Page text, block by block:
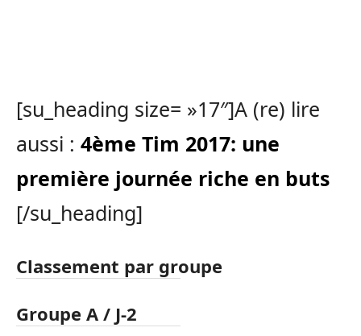
[su_heading size= »17″]A (re) lire
aussi : 4ème Tim 2017: une
première journée riche en buts
[/su_heading]
Classement par groupe
Groupe A / J-2